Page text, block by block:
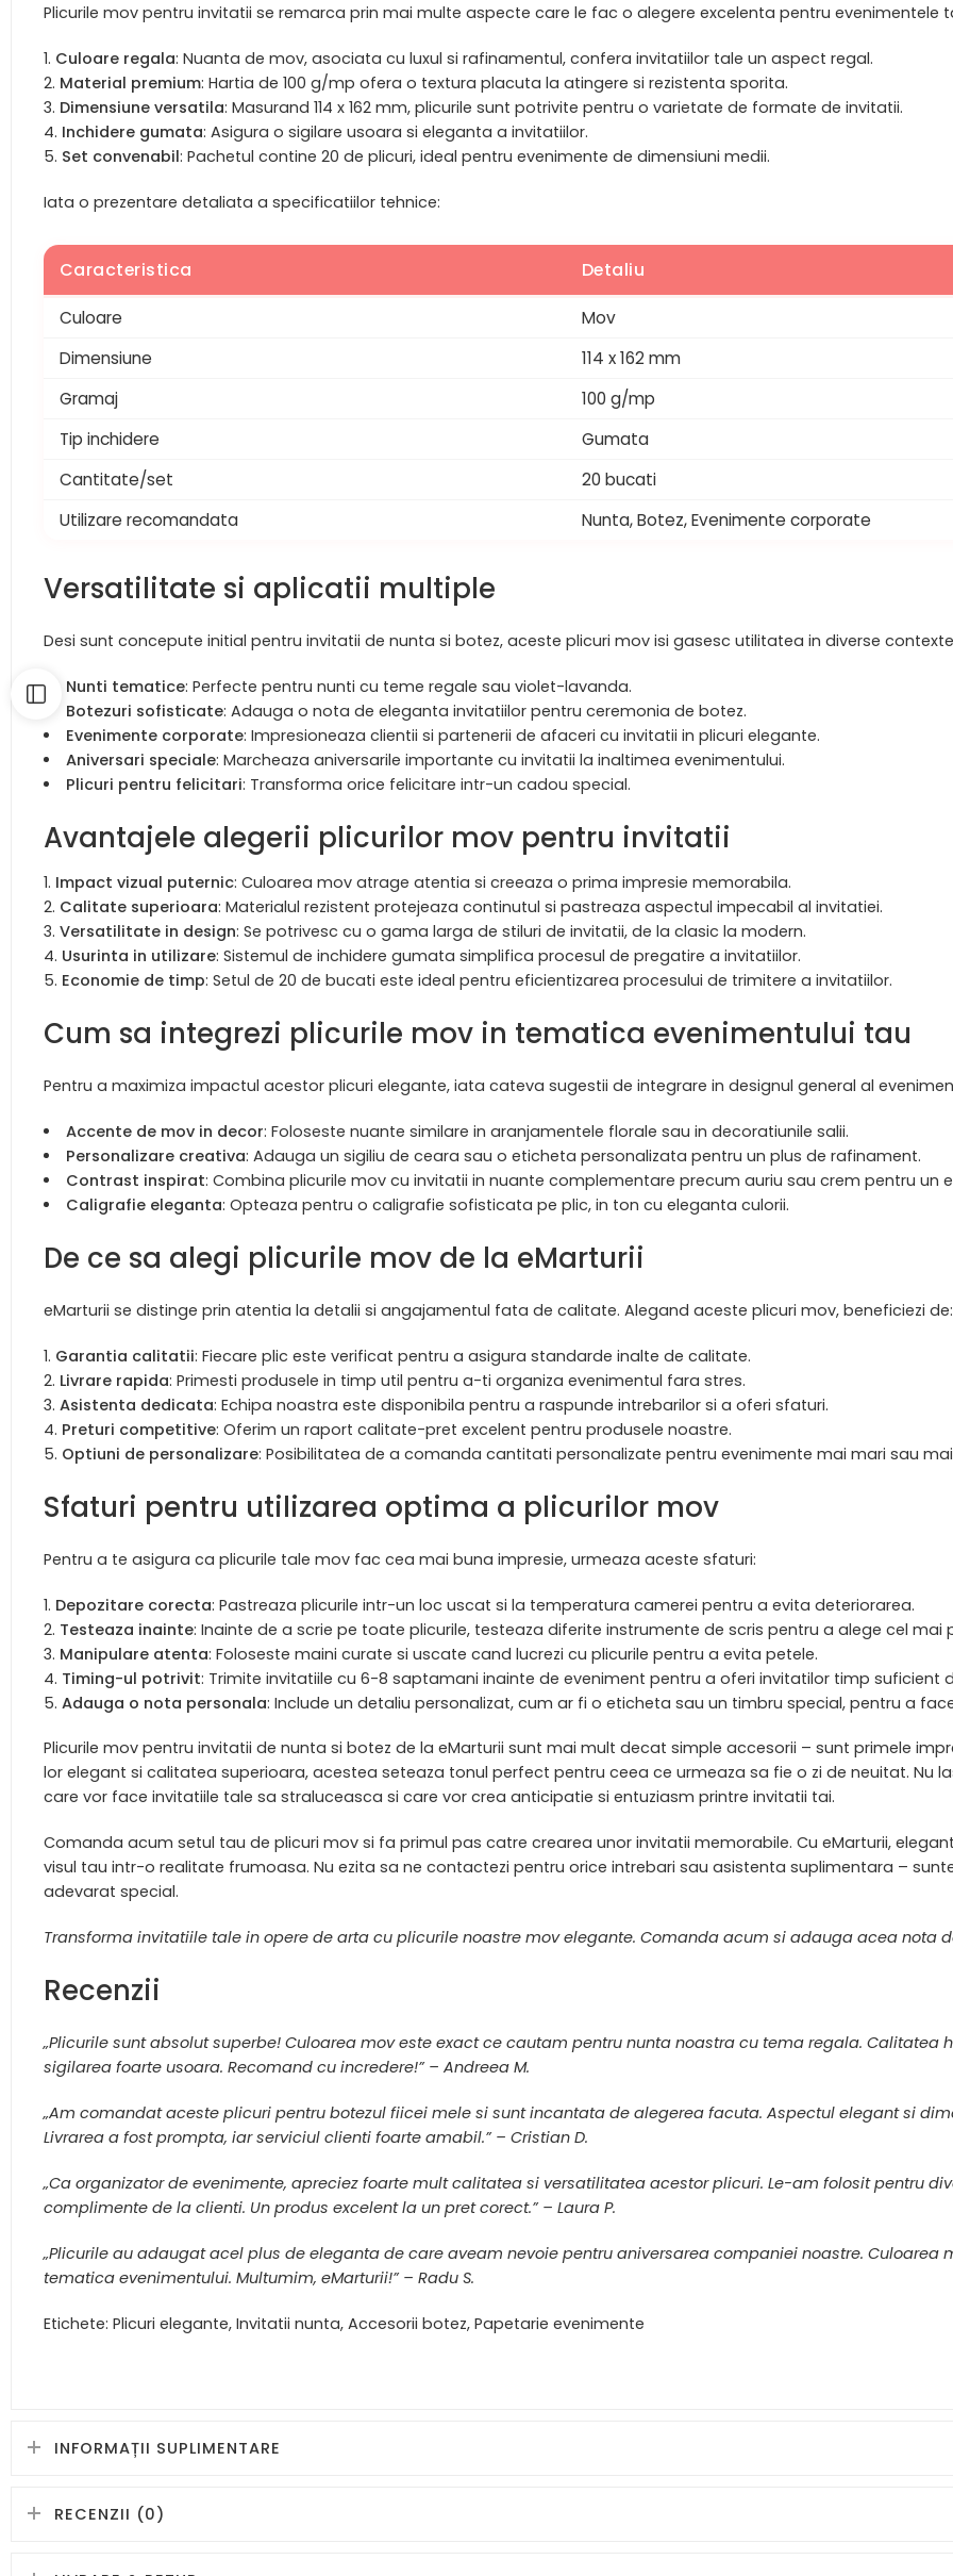
Plicurile mov pentru invitatii se remarca prin mai multe aspecte care le fac o alegere excelenta pentru evenimentele
Culoare regala: Nuanta de mov, asociata cu luxul si rafinamentul, confera invitatiilor tale un aspect regal.
Material premium: Hartia de 100 g/mp ofera o textura placuta la atingere si rezistenta sporita.
Dimensiune versatila: Masurand 114 x 162 mm, plicurile sunt potrivite pentru o varietate de formate de invitatii.
Inchidere gumata: Asigura o sigilare usoara si eleganta a invitatiilor.
Set convenabil: Pachetul contine 20 de plicuri, ideal pentru evenimente de dimensiuni medii.
Iata o prezentare detaliata a specificatiilor tehnice:
Caracteristica Detaliu
Culoare
Mov
Dimensiune
114 x 162 mm
Gramaj
100 g/mp
Tip inchidere
Gumata
Cantitate/set
20 bucati
Utilizare recomandata
Nunta, Botez, Evenimente corporate
Versatilitate si aplicatii multiple
Desi sunt concepute initial pentru invitatii de nunta si botez, aceste plicuri mov isi gasesc utilitatea in diverse
Nunti tematice: Perfecte pentru nunti cu teme regale sau violet-lavanda.
Botezuri sofisticate: Adauga o nota de eleganta invitatiilor pentru ceremonia de botez.
Evenimente corporate: Impresioneaza clientii si partenerii de afaceri cu invitatii in plicuri elegante.
Aniversari speciale: Marcheaza aniversarile importante cu invitatii la inaltimea evenimentului.
Plicuri pentru felicitari: Transforma orice felicitare intr-un cadou special.
Avantajele alegerii plicurilor mov pentru invitatii
Impact vizual puternic: Culoarea mov atrage atentia si creeaza o prima impresie memorabila.
Calitate superioara: Materialul rezistent protejeaza continutul si pastreaza aspectul impecabil al invitatiei.
Versatilitate in design: Se potrivesc cu o gama larga de stiluri de invitatii, de la clasic la modern.
Usurinta in utilizare: Sistemul de inchidere gumata simplifica procesul de pregatire a invitatiilor.
Economie de timp: Setul de 20 de bucati este ideal pentru eficientizarea procesului de trimitere a invitatiilor.
Cum sa integrezi plicurile mov in tematica evenimentului tau
Pentru a maximiza impactul acestor plicuri elegante, iata cateva sugestii de integrare in designul general al
Accente de mov in decor: Foloseste nuante similare in aranjamentele florale sau in decoratiunile salii.
Personalizare creativa: Adauga un sigiliu de ceara sau o eticheta personalizata pentru un plus de rafinament.
Contrast inspirat: Combina plicurile mov cu invitatii in nuante complementare precum auriu sau crem pentru un
Caligrafie eleganta: Opteaza pentru o caligrafie sofisticata pe plic, in ton cu eleganta culorii.
De ce sa alegi plicurile mov de la eMarturii
eMarturii se distinge prin atentia la detalii si angajamentul fata de calitate. Alegand aceste plicuri mov, beneficiezi de:
Garantia calitatii: Fiecare plic este verificat pentru a asigura standarde inalte de calitate.
Livrare rapida: Primesti produsele in timp util pentru a-ti organiza evenimentul fara stres.
Asistenta dedicata: Echipa noastra este disponibila pentru a raspunde intrebarilor si a oferi sfaturi.
Preturi competitive: Oferim un raport calitate-pret excelent pentru produsele noastre.
Optiuni de personalizare: Posibilitatea de a comanda cantitati personalizate pentru evenimente mai mari sau
Sfaturi pentru utilizarea optima a plicurilor mov
Pentru a te asigura ca plicurile tale mov fac cea mai buna impresie, urmeaza aceste sfaturi:
Depozitare corecta: Pastreaza plicurile intr-un loc uscat si la temperatura camerei pentru a evita deteriorarea.
Testeaza inainte: Inainte de a scrie pe toate plicurile, testeaza diferite instrumente de scris pentru a alege cel mai
Manipulare atenta: Foloseste maini curate si uscate cand lucrezi cu plicurile pentru a evita petele.
Timing-ul potrivit: Trimite invitatiile cu 6-8 saptamani inainte de eveniment pentru a oferi invitatilor timp suficient
Adauga o nota personala: Include un detaliu personalizat, cum ar fi o eticheta sau un timbru special, pentru a
Plicurile mov pentru invitatii de nunta si botez de la eMarturii sunt mai mult decat simple accesorii – sunt primele
lor elegant si calitatea superioara, acestea seteaza tonul perfect pentru ceea ce urmeaza sa fie o zi de neuitat. Nu
care vor face invitatiile tale sa straluceasca si care vor crea anticipatie si entuziasm printre invitatii tai.
Comanda acum setul tau de plicuri mov si fa primul pas catre crearea unor invitatii memorabile. Cu eMarturii,
visul tau intr-o realitate frumoasa. Nu ezita sa ne contactezi pentru orice intrebari sau asistenta suplimentara –
adevarat special.
Transforma invitatiile tale in opere de arta cu plicurile noastre mov elegante. Comanda acum si adauga acea nota
Recenzii
„Plicurile sunt absolut superbe! Culoarea mov este exact ce cautam pentru nunta noastra cu tema regala.
sigilarea foarte usoara. Recomand cu incredere!” – Andreea M.
„Am comandat aceste plicuri pentru botezul fiicei mele si sunt incantata de alegerea facuta. Aspectul elegant si
Livrarea a fost prompta, iar serviciul clienti foarte amabil.” – Cristian D.
„Ca organizator de evenimente, apreciez foarte mult calitatea si versatilitatea acestor plicuri. Le-am folosit pentru
complimente de la clienti. Un produs excelent la un pret corect.” – Laura P.
„Plicurile au adaugat acel plus de eleganta de care aveam nevoie pentru aniversarea companiei noastre.
tematica evenimentului. Multumim, eMarturii!” – Radu S.
Etichete: Plicuri elegante, Invitatii nunta, Accesorii botez, Papetarie evenimente
INFORMAȚII SUPLIMENTARE
RECENZII (0)